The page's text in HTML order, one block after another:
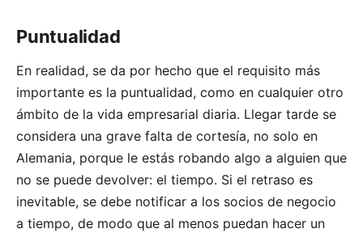
Puntualidad
En realidad, se da por hecho que el requisito más
importante es la puntualidad, como en cualquier otro
ámbito de la vida empresarial diaria. Llegar tarde se
considera una grave falta de cortesía, no solo en
Alemania, porque le estás robando algo a alguien que
no se puede devolver: el tiempo. Si el retraso es
inevitable, se debe notificar a los socios de negocio
a tiempo, de modo que al menos puedan hacer un